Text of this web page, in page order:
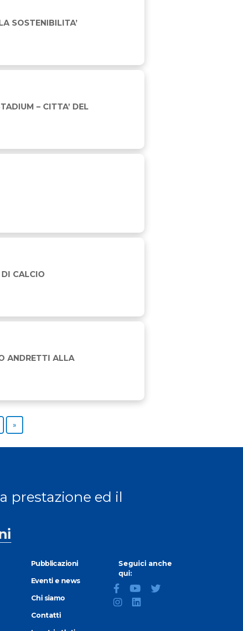
IN PISTA
SOSTENIBILITA’
– CITTA’ DEL
DI CALCIO
DI INDIANAPOLIS
ANDRETTI ALLA
»Next page
prestazione ed il
Pubblicazioni
Eventi e news
Chi siamo
Contatti
Seguici anche
qui: